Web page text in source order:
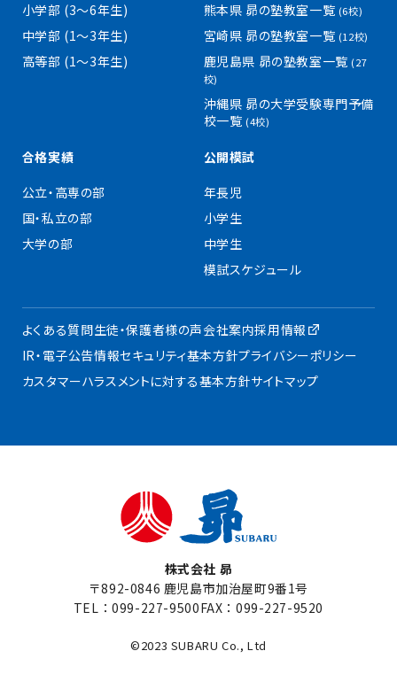
小学部 (3〜6年生)
中学部 (1〜3年生)
高等部 (1〜3年生)
熊本県 昴の塾教室一覧 (6校)
宮崎県 昴の塾教室一覧 (12校)
鹿児島県 昴の塾教室一覧(27
校)
沖縄県 昴の大学受験専門予備
校一覧 (4校)
合格実績
公立・高専の部
国・私立の部
大学の部
公開模試
年長児
小学生
中学生
模試スケジュール
よくある質問生徒・保護者様の声会社案内採用情報
IR・電子公告情報セキュリティ基本方針プライバシーポリシー
カスタマーハラスメントに対する基本方針サイトマップ
株式会社 昴
〒892-0846 鹿児島市加治屋町9番1号
TEL：099-227-9500FAX：099-227-9520
©2023 SUBARU Co., Ltd